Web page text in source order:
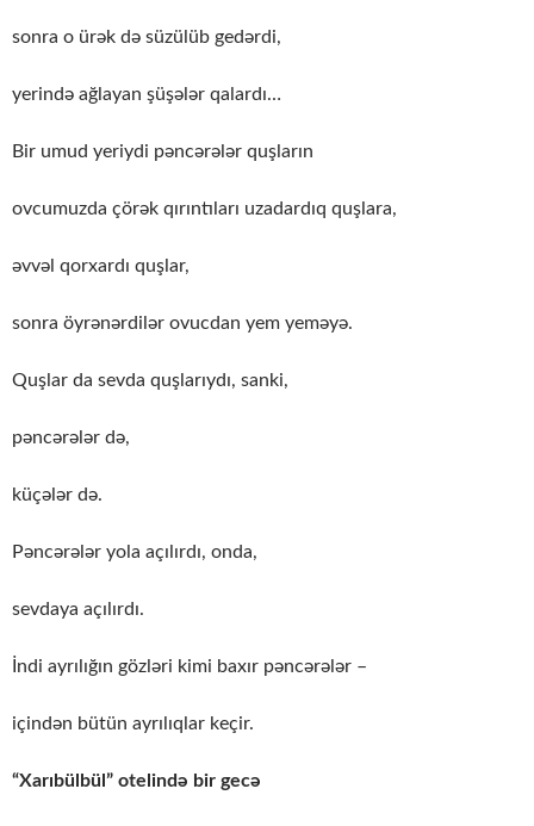
sonra o ürək də süzülüb gedərdi,
yerində ağlayan şüşələr qalardı…
Bir umud yeriydi pəncərələr quşların
ovcumuzda çörək qırıntıları uzadardıq quşlara,
əvvəl qorxardı quşlar,
sonra öyrənərdilər ovucdan yem yeməyə.
Quşlar da sevda quşlarıydı, sanki,
pəncərələr də,
küçələr də.
Pəncərələr yola açılırdı, onda,
sevdaya açılırdı.
İndi ayrılığın gözləri kimi baxır pəncərələr –
içindən bütün ayrılıqlar keçir.
“Xarıbülbül” otelində bir gecə